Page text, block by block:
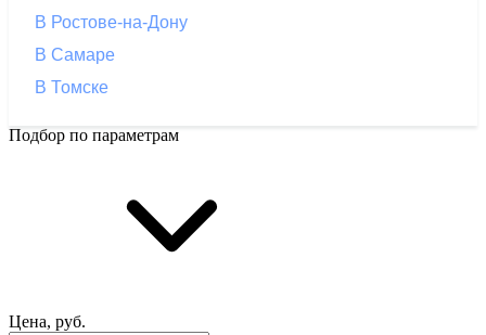
В Ростове-на-Дону
В Самаре
В Томске
Подбор по параметрам
Цена, руб.